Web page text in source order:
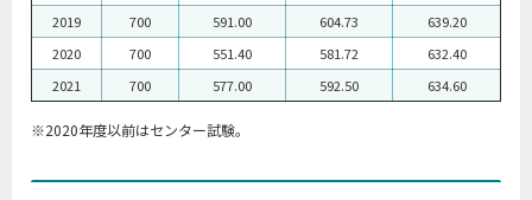
2019
700 591.00 604.73
639.20
2020
700 551.40 581.72
632.40
2021
700 577.00 592.50 634.60
※2020年度以前はセンター試験。